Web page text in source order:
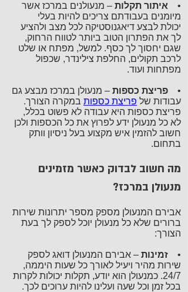
• איתור תקלות – מנעולנים במרכז אשר
מיומנים בעבודתם צריכים להיות בעלי
יכולת לבצע דיאגנוסטיקה לכל מצב ולהציע
לך את הפתרון הטוב ביותר לטווח הרחוק,
שגם יחסוך לך כסף. למשל, מפתח או שלט
לרכב תקולים, החלפת צילינדר, שכפול
מפתחות ועוד.
• פריצת כספות – מנעולן במרכז מבצע גם
עבודות של פריצת כספות במקרה הצורך.
פריצת כספות היא עבודה לא פשוט בכלל,
לא כל מנעולן ידע לפרוץ את כל הכספות ולכן
חשוב להזמין איש מקצוע בעל ניסיון וותק
בתחום.
מה חשוב לבדוק כאשר מזמינים
מנעולן במרכז?
אבירם המנעולן מספק מספר יתרונות שירות
ברורים שלא כל מנעולן יוכל לספק לך בעת
הצורך:
• זמינות – אבירם המנעולן דואג לספק
שירות מהיר ויעיל לאורך כל שעות היממה,
24/7. כמנעולן הוא יודע, תקלות יכולות לקרות
בכל זמן וכל שעה ועלינו להיות ערוכים לכך.